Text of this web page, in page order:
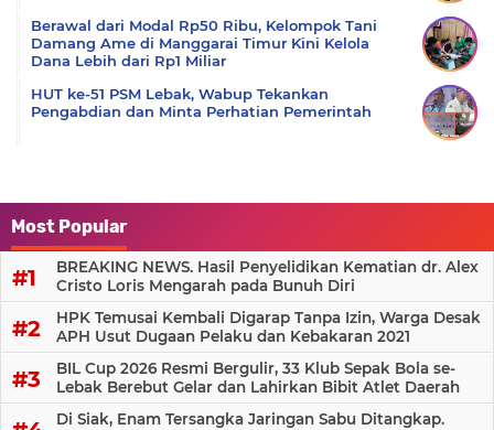
Berawal dari Modal Rp50 Ribu, Kelompok Tani
Damang Ame di Manggarai Timur Kini Kelola
Dana Lebih dari Rp1 Miliar
HUT ke-51 PSM Lebak, Wabup Tekankan
Pengabdian dan Minta Perhatian Pemerintah
Most Popular
BREAKING NEWS. Hasil Penyelidikan Kematian dr. Alex
Cristo Loris Mengarah pada Bunuh Diri
HPK Temusai Kembali Digarap Tanpa Izin, Warga Desak
APH Usut Dugaan Pelaku dan Kebakaran 2021
BIL Cup 2026 Resmi Bergulir, 33 Klub Sepak Bola se-
Lebak Berebut Gelar dan Lahirkan Bibit Atlet Daerah
Di Siak, Enam Tersangka Jaringan Sabu Ditangkap.